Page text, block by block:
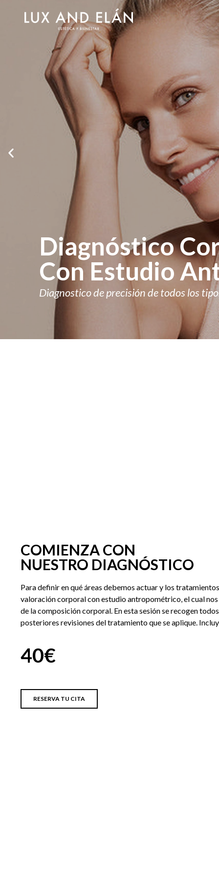
Diagnóstico
Con Estudio
Diagnostico de precisión de todos los
COMIENZA CON
NUESTRO DIAGNÓSTICO
Para definir en qué áreas debemos actuar y los
valoración corporal con estudio antropométrico, el cual
de la composición corporal. En esta sesión se recogen
posteriores revisiones del tratamiento que se aplique.
40€
RESERVA TU CITA